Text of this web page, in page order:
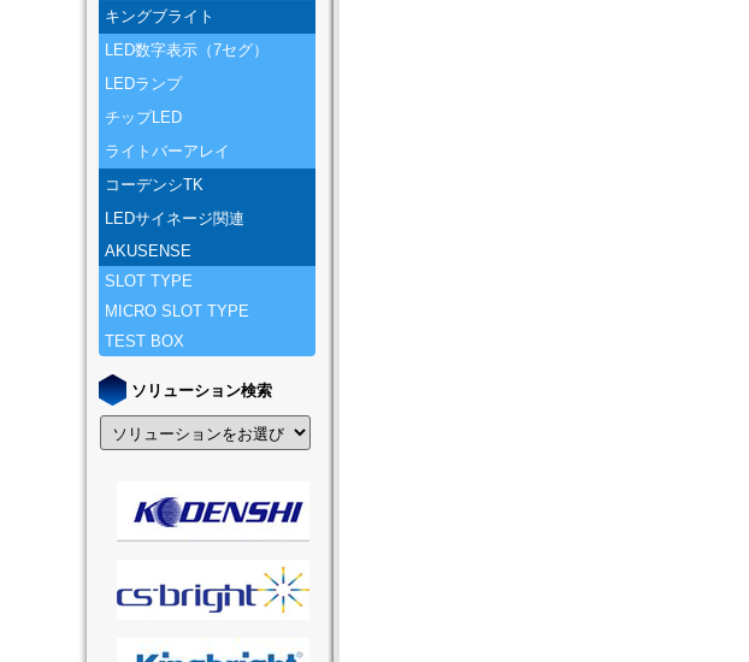
キングブライト
LED数字表示（7セグ）
LEDランプ
チップLED
ライトバーアレイ
コーデンシTK
LEDサイネージ関連
AKUSENSE
SLOT TYPE
MICRO SLOT TYPE
TEST BOX
ソリューション検索